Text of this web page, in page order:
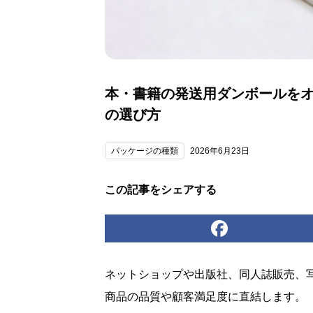
本・書籍の発送用ダンボールを
の選び方
パッケージの種類 2026年6月23日
この記事をシェアする
ネットショップや出版社、同人誌販売
商品の品質や顧客満足度に直結します。